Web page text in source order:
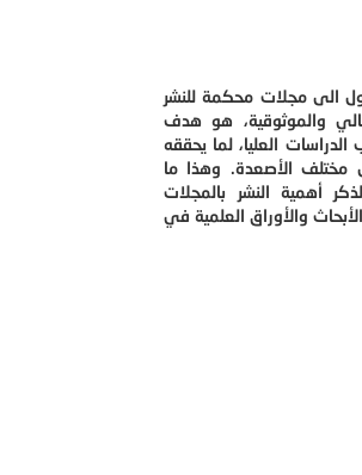
الى مجلات محكمة للنشر
والموثوقية، هو هدف
العليا، لما يحققه
مختلف الأصعدة. وهذا ما
أهمية النشر بالمجلات
والأوراق العلمية في